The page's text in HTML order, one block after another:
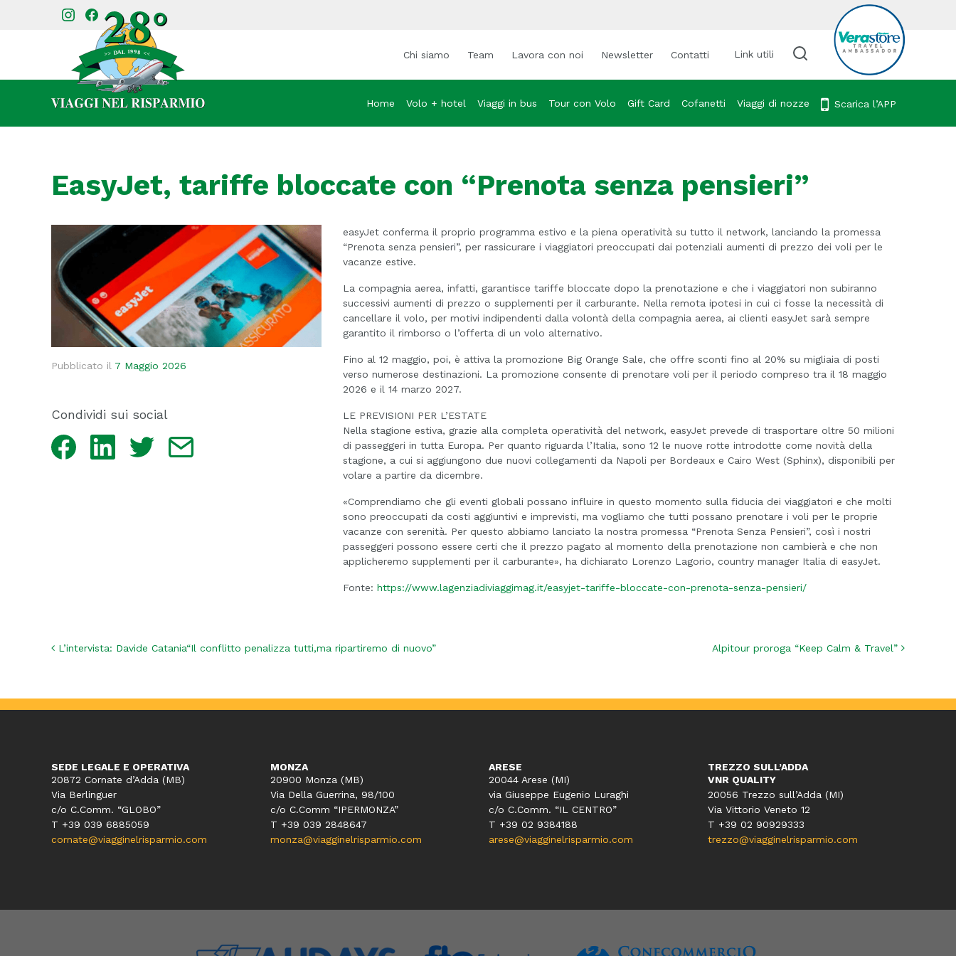
Chi siamo Team Lavora con noi Newsletter Contatti Link utili Cerca viaggio
Home Volo + hotel Viaggi in bus Tour con Volo Gift Card Cofanetti Viaggi di nozze Scarica l’APP
EasyJet, tariffe bloccate con “Prenota senza pensieri”
Pubblicato il 7 Maggio 2026
Condividi sui social
Facebook LinkedIn Twitter
easyJet conferma il proprio programma estivo e la piena operatività su tutto il network, lanciando la promessa
“Prenota senza pensieri”, per rassicurare i viaggiatori preoccupati dai potenziali aumenti di prezzo dei voli per le
vacanze estive.
La compagnia aerea, infatti, garantisce tariffe bloccate dopo la prenotazione e che i viaggiatori non subiranno
successivi aumenti di prezzo o supplementi per il carburante. Nella remota ipotesi in cui ci fosse la necessità di
cancellare il volo, per motivi indipendenti dalla volontà della compagnia aerea, ai clienti easyJet sarà sempre
garantito il rimborso o l’offerta di un volo alternativo.
Fino al 12 maggio, poi, è attiva la promozione Big Orange Sale, che offre sconti fino al 20% su migliaia di posti
verso numerose destinazioni. La promozione consente di prenotare voli per il periodo compreso tra il 18 maggio
2026 e il 14 marzo 2027.
LE PREVISIONI PER L’ESTATE
Nella stagione estiva, grazie alla completa operatività del network, easyJet prevede di trasportare oltre 50 milioni
di passeggeri in tutta Europa. Per quanto riguarda l’Italia, sono 12 le nuove rotte introdotte come novità della
stagione, a cui si aggiungono due nuovi collegamenti da Napoli per Bordeaux e Cairo West (Sphinx), disponibili per
volare a partire da dicembre.
«Comprendiamo che gli eventi globali possano influire in questo momento sulla fiducia dei viaggiatori e che molti
sono preoccupati da costi aggiuntivi e imprevisti, ma vogliamo che tutti possano prenotare i voli per le proprie
vacanze con serenità. Per questo abbiamo lanciato la nostra promessa “Prenota Senza Pensieri”, così i nostri
passeggeri possono essere certi che il prezzo pagato al momento della prenotazione non cambierà e che non
applicheremo supplementi per il carburante», ha dichiarato Lorenzo Lagorio, country manager Italia di easyJet.
Fonte: https://www.lagenziadiviaggimag.it/easyjet-tariffe-bloccate-con-prenota-senza-pensieri/
Navigazione articoli
L’intervista: Davide Catania“Il conflitto penalizza tutti,ma ripartiremo di nuovo” Alpitour proroga “Keep Calm & Travel”
SEDE LEGALE E OPERATIVA
20872 Cornate d’Adda (MB)
Via Berlinguer
c/o C.Comm. “GLOBO”
T +39 039 6885059
cornate@viagginelrisparmio.com
MONZA
20900 Monza (MB)
Via Della Guerrina, 98/100
c/o C.Comm “IPERMONZA”
T +39 039 2848647
monza@viagginelrisparmio.com
ARESE
20044 Arese (MI)
via Giuseppe Eugenio Luraghi
c/o C.Comm. “IL CENTRO”
T +39 02 9384188
arese@viagginelrisparmio.com
TREZZO SULL’ADDA
VNR QUALITY
20056 Trezzo sull’Adda (MI)
Via Vittorio Veneto 12
T +39 02 90929333
trezzo@viagginelrisparmio.com